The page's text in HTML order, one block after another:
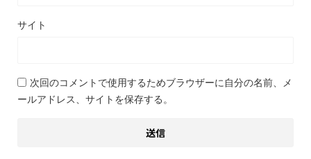
サイト
次回のコメントで使用するためブラウザーに自分の名前、メ
ールアドレス、サイトを保存する。